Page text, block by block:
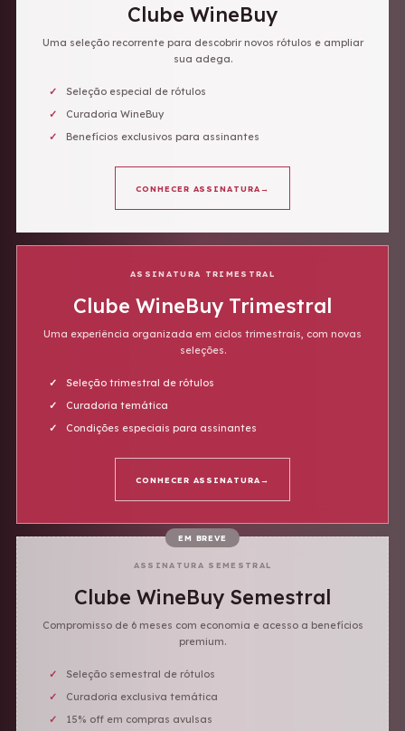
Clube WineBuy
Uma seleção recorrente para descobrir novos rótulos e ampliar
sua adega.
Seleção especial de rótulos
Curadoria WineBuy
Benefícios exclusivos para assinantes
CONHECER ASSINATURA→
ASSINATURA TRIMESTRAL
Clube WineBuy Trimestral
Uma experiência organizada em ciclos trimestrais, com novas
seleções.
Seleção trimestral de rótulos
Curadoria temática
Condições especiais para assinantes
CONHECER ASSINATURA→
EM BREVE
ASSINATURA SEMESTRAL
Clube WineBuy Semestral
Compromisso de 6 meses com economia e acesso a benefícios
premium.
Seleção semestral de rótulos
Curadoria exclusiva temática
15% off em compras avulsas